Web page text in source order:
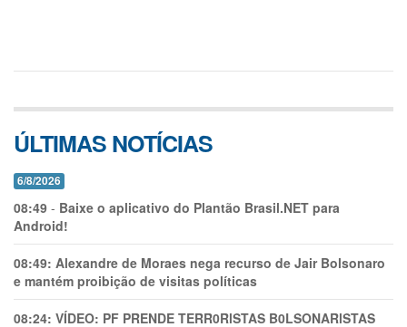
ÚLTIMAS NOTÍCIAS
6/8/2026
08:49 - Baixe o aplicativo do Plantão Brasil.NET para
Android!
08:49: Alexandre de Moraes nega recurso de Jair Bolsonaro
e mantém proibição de visitas políticas
08:24: VÍDEO: PF PRENDE TERR0RlSTAS B0LSONARlSTAS